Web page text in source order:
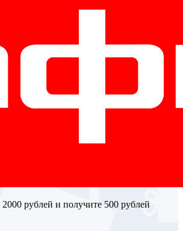
рублей и получите 500 рублей